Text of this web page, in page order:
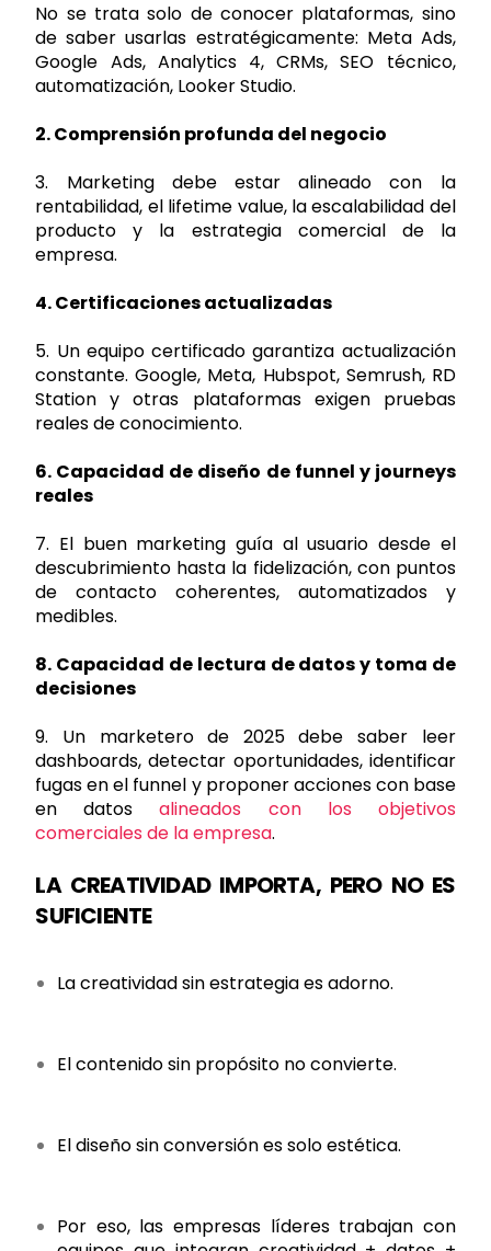
No se trata solo de conocer plataformas, sino
de saber usarlas estratégicamente: Meta Ads,
Google Ads, Analytics 4, CRMs, SEO técnico,
automatización, Looker Studio.
2. Comprensión profunda del negocio
3. Marketing debe estar alineado con la
rentabilidad, el lifetime value, la escalabilidad del
producto y la estrategia comercial de la
empresa.
4. Certificaciones actualizadas
5. Un equipo certificado garantiza actualización
constante. Google, Meta, Hubspot, Semrush, RD
Station y otras plataformas exigen pruebas
reales de conocimiento.
6. Capacidad de diseño de funnel y journeys
reales
7. El buen marketing guía al usuario desde el
descubrimiento hasta la fidelización, con puntos
de contacto coherentes, automatizados y
medibles.
8. Capacidad de lectura de datos y toma de
decisiones
9. Un marketero de 2025 debe saber leer
dashboards, detectar oportunidades, identificar
fugas en el funnel y proponer acciones con base
en datosalineados con los objetivos
comerciales de la empresa.
LA CREATIVIDAD IMPORTA, PERO NO ES
SUFICIENTE
La creatividad sin estrategia es adorno.
El contenido sin propósito no convierte.
El diseño sin conversión es solo estética.
Por eso, las empresas líderes trabajan con